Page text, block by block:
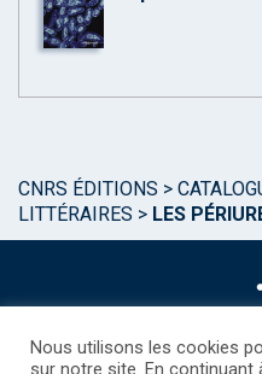
CNRS ÉDITIONS >
LITTÉRAIRES > LES
Nous utilisons les cookies
sur notre site. En continuant